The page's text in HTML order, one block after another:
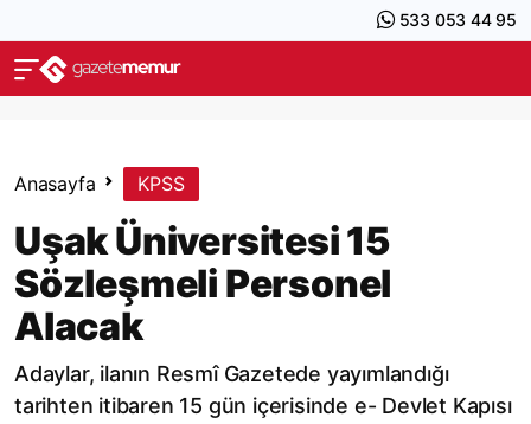
533 053 44 95
Anasayfa KPSS
Uşak Üniversitesi 15
Sözleşmeli Personel
Alacak
Adaylar, ilanın Resmî Gazetede yayımlandığı
tarihten itibaren 15 gün içerisinde e- Devlet Kapısı